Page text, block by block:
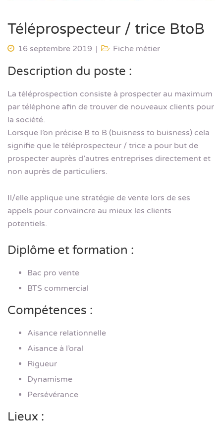
Téléprospecteur / trice BtoB
16 septembre 2019 Fiche métier
Description du poste :
La téléprospection consiste à prospecter au maximum
par téléphone afin de trouver de nouveaux clients pour
la société.
Lorsque l’on précise B to B (buisness to buisness) cela
signifie que le téléprospecteur / trice a pour but de
prospecter auprès d’autres entreprises directement et
non auprès de particuliers.
Il/elle applique une stratégie de vente lors de ses
appels pour convaincre au mieux les clients
potentiels.
Diplôme et formation :
Bac pro vente
BTS commercial
Compétences :
Aisance relationnelle
Aisance à l’oral
Rigueur
Dynamisme
Persévérance
Lieux :